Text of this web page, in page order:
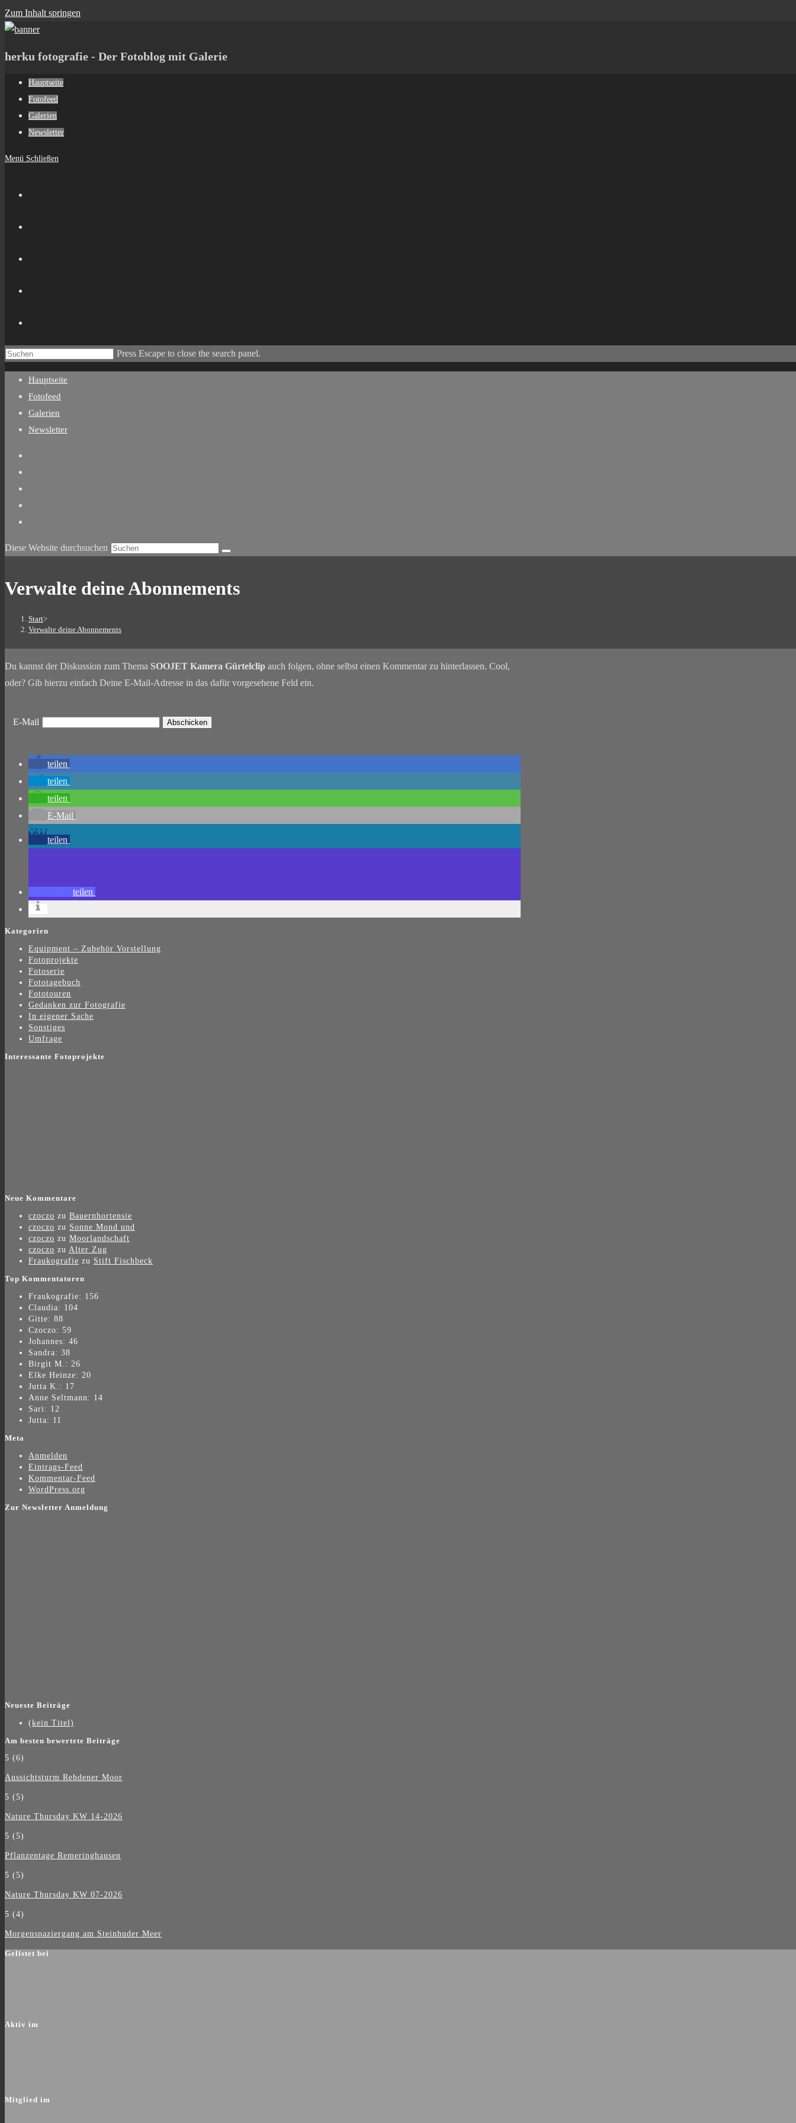
Zum Inhalt springen
herku fotografie - Der Fotoblog mit Galerie
Hauptseite
Fotofeed
Galerien
Newsletter
Menü Schließen
Press Escape to close the search panel.
Hauptseite
Fotofeed
Galerien
Newsletter
Diese Website durchsuchen
Verwalte deine Abonnements
Start>
Verwalte deine Abonnements
Du kannst der Diskussion zum Thema SOOJET Kamera Gürtelclip auch folgen, ohne selbst einen Kommentar zu hinterlassen. Cool,
oder? Gib hierzu einfach Deine E-Mail-Adresse in das dafür vorgesehene Feld ein.
E-Mail
teilen
teilen
teilen
E-Mail
teilen
teilen
Kategorien
Equipment – Zubehör Vorstellung
Fotoprojekte
Fotoserie
Fototagebuch
Fototouren
Gedanken zur Fotografie
In eigener Sache
Sonstiges
Umfrage
Interessante Fotoprojekte
Neue Kommentare
czoczo zu Bauernhortensie
czoczo zu Sonne Mond und
czoczo zu Moorlandschaft
czoczo zu Alter Zug
Fraukografie zu Stift Fischbeck
Top Kommentatoren
Fraukografie: 156
Claudia: 104
Gitte: 88
Czoczo: 59
Johannes: 46
Sandra: 38
Birgit M.: 26
Elke Heinze: 20
Jutta K.: 17
Anne Seltmann: 14
Sari: 12
Jutta: 11
Meta
Anmelden
Eintrags-Feed
Kommentar-Feed
WordPress.org
Zur Newsletter Anmeldung
Neueste Beiträge
(kein Titel)
Am besten bewertete Beiträge
5 (6)
Aussichtsturm Rehdener Moor
5 (5)
Nature Thursday KW 14-2026
5 (5)
Pflanzentage Remeringhausen
5 (5)
Nature Thursday KW 07-2026
5 (4)
Morgenspaziergang am Steinhuder Meer
Gelistet bei
Aktiv im
Mitglied im